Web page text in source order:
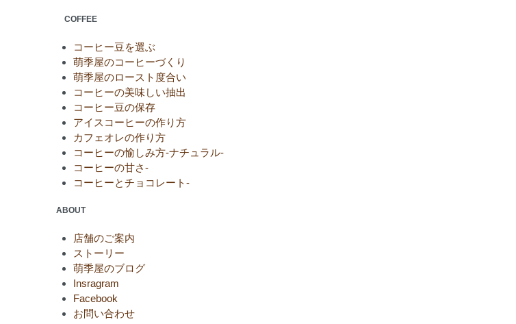
COFFEE
コーヒー豆を選ぶ
萌季屋のコーヒーづくり
萌季屋のロースト度合い
コーヒーの美味しい抽出
コーヒー豆の保存
アイスコーヒーの作り方
カフェオレの作り方
コーヒーの愉しみ方-ナチュラル-
コーヒーの甘さ-
コーヒーとチョコレート-
ABOUT
店舗のご案内
ストーリー
萌季屋のブログ
Insragram
Facebook
お問い合わせ